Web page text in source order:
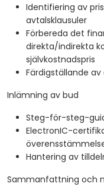
Identifiering av
avtalsklausuler
Förbereda det
direkta/indirekta
självkostnadspris
Färdigställande
Inlämning av bud
Steg-för-steg-
ElectronIC-
Hantering av
Sammanfattning och